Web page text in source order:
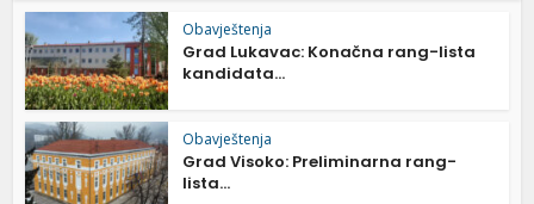
Obavještenja
Grad Lukavac: Konačna rang-lista
kandidata...
Obavještenja
Grad Visoko: Preliminarna rang-
lista...